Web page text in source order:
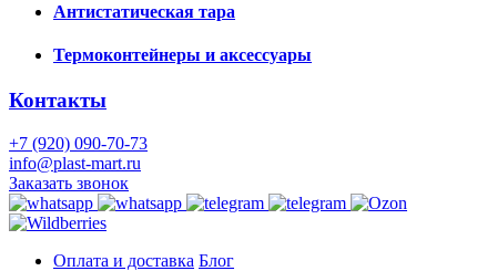
Антистатическая тара
Термоконтейнеры и аксессуары
Контакты
+7 (920) 090-70-73
info@plast-mart.ru
Заказать звонок
Оплата и доставка Блог